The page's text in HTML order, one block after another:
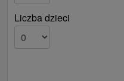
Liczba dzieci